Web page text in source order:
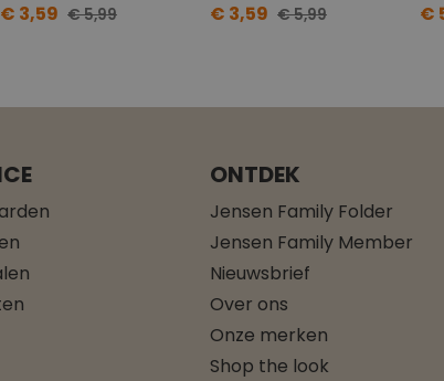
€ 3,59 € 5,99 € 3,59 € 5,99 €
ONTDEK
Jensen Family Folder
Jensen Family Member
Nieuwsbrief
Over ons
Onze merken
Shop the look